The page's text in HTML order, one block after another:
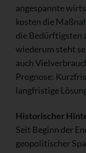
angespannte
kosten die
die Bedürftigsten
wiederum steht
auch
Prognose:
langfristige
Historischer
Seit Beginn der
geopolitischer